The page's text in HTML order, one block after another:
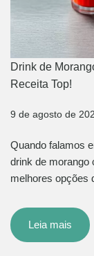
Drink de
Receita Top!
9 de agosto de
Quando falamos
drink de morango
melhores opções
Leia mais